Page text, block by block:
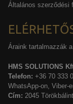
Általános szerződési
Áraink tartalmazzák
HMS SOLUTIONS
Telefon: +36 70 333
WhatsApp-on, Viber-
Cím: 2045